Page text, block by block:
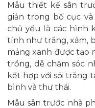
Mẫu thiết kế sân
giản trong bố cục
chủ yếu là các hình
tính như trắng, xám,
mảng xanh được tạo
trồng, dễ chăm sóc
kết hợp với sỏi trắng
bình và thư thái.
Mẫu sân trước nhà